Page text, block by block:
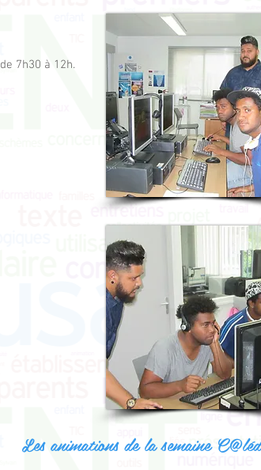
7h30 à 12h.
Les animations de la semaine